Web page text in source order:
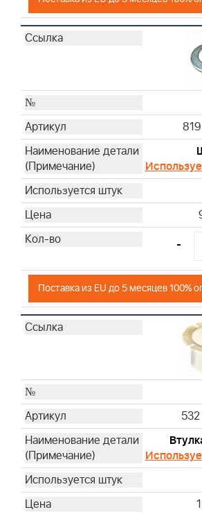
-
Поставка из EU до 5 месяцев 100%